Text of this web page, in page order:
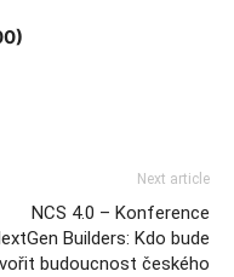
Next article
NCS 4.0 – Konference
Builders: Kdo bude
budoucnost českého